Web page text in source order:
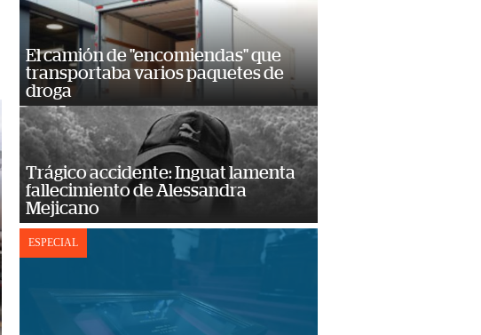
El camión de "encomiendas" que
transportaba varios paquetes de
droga
Trágico accidente: Inguat lamenta
fallecimiento de Alessandra
Mejicano
ESPECIAL